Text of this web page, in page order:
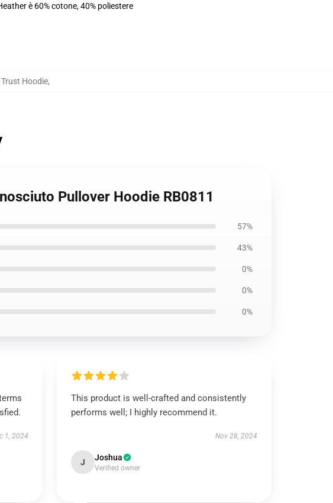
è 60% cotone, 40% poliestere
Trust Hoodie,
Pullover Hoodie RB0811
57%
43%
0%
0%
0%
1, 2024
This product is well-crafted and consistently
performs well; I highly recommend it.
Nov 28, 2024
J Joshua
Verified owner